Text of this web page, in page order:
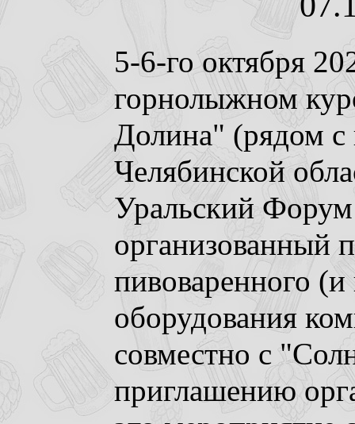
5-6-го октября
горнолыжном
Долина" (рядом
Челябинской
Уральский
организованный
пивоваренного (и
оборудования
совместно с
приглашению